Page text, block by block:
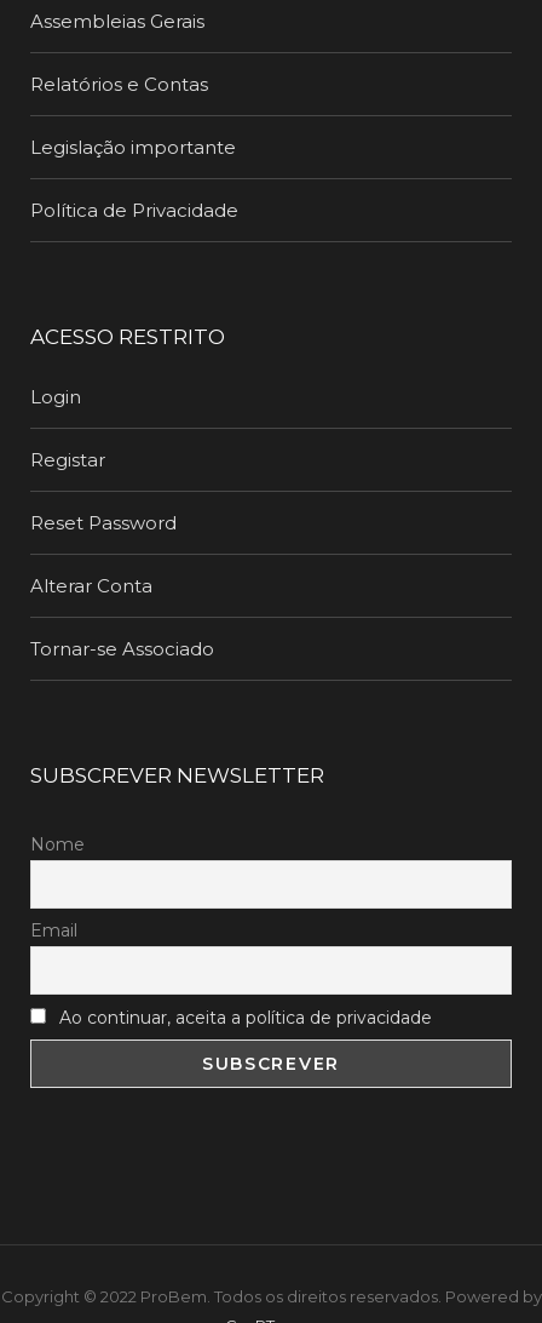
Assembleias Gerais
Relatórios e Contas
Legislação importante
Política de Privacidade
ACESSO RESTRITO
Login
Registar
Reset Password
Alterar Conta
Tornar-se Associado
SUBSCREVER NEWSLETTER
Nome
Email
Ao continuar, aceita a política de privacidade
Copyright © 2022 ProBem. Todos os direitos reservados. Powered by